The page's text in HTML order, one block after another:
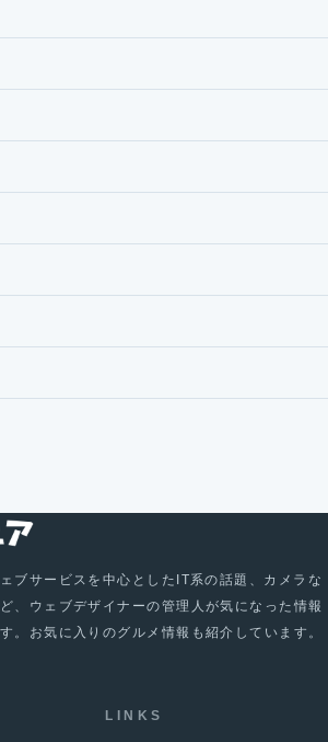
ブサービスを中心としたIT系の話題、カメラな
、ウェブデザイナーの管理人が気になった情報
。お気に入りのグルメ情報も紹介しています。
LINKS